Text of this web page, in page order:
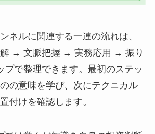
ネルに関連する一連の流れは、
解 → 文脈把握 → 実務応用 → 振り
プで整理できます。最初のステッ
の意味を学び、次にテクニカル
付けを確認します。